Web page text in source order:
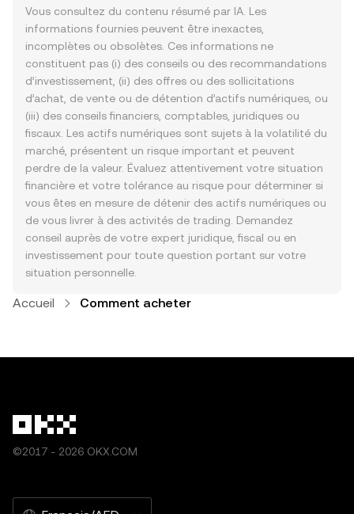
Vous consultez du contenu résumé par IA. Les
informations fournies peuvent être inexactes,
incomplètes ou obsolètes. Ces informations ne
constituent pas (i) des conseils ou des recommandations
d’investissement, (ii) des offres ou des sollicitations
d’achat, de vente ou de détention d’actifs numériques, ou
(iii) des conseils financiers, comptables, juridiques ou
fiscaux. Les actifs numériques sont sujets à la volatilité du
marché, présentent un risque important et peuvent
perdre de la valeur. Évaluez attentivement votre situation
financière et votre tolérance au risque pour déterminer si
vous êtes en mesure de détenir des actifs numériques ou
de vous livrer à des activités de trading. Demandez
conseil auprès de votre expert juridique, fiscal ou en
investissement pour toute question portant sur votre
situation personnelle.
Accueil Comment acheter
©2017 - 2026 OKX.COM